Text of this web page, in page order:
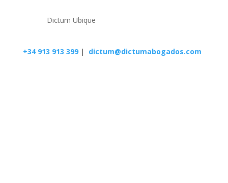
Dictum Ubīque
+34 913 913 399| dictum@dictumabogados.com